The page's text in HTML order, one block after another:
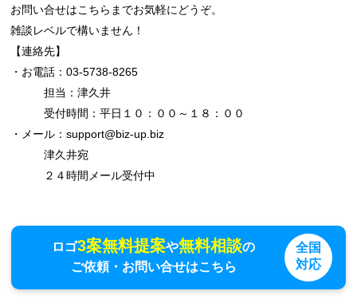
お問い合せはこちらまでお気軽にどうぞ。
雑談レベルで構いません！
【連絡先】
・お電話：03-5738-8265
担当：津久井
受付時間：平日１０：００～１８：００
・メール：support@biz-up.biz
津久井宛
２４時間メール受付中
ロゴ3案無料提案や無料相談の
ご依頼・お問い合せはこちら
全国
対応